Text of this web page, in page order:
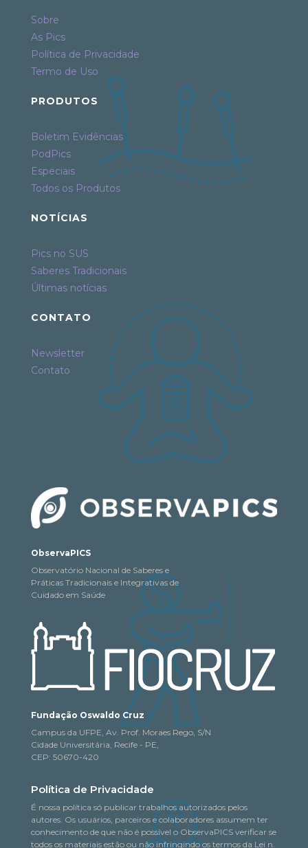
Sobre
As Pics
Política de Privacidade
Termo de Uso
PRODUTOS
Boletim Evidências
PodPics
Especiais
Todos os Produtos
NOTÍCIAS
Pics no SUS
Saberes Tradicionais
Últimas notícias
CONTATO
Newsletter
Contato
ObservaPICS
Observatório Nacional de Saberes e
Práticas Tradicionais e Integrativas de
Cuidado em Saúde
Fundação Oswaldo Cruz
Campus da UFPE, Av. Prof. Moraes Rego, S/N
Cidade Universitária, Recife - PE,
CEP: 50670-420
Política de Privacidade
É nossa política só publicar trabalhos autorizados pelos
autores. Os usuários, parceiros e colaboradores assumem ter
conhecimento de que não é possível o ObservaPICS verificar se
todos os materiais estão ou não infringindo os termos da Lei n.